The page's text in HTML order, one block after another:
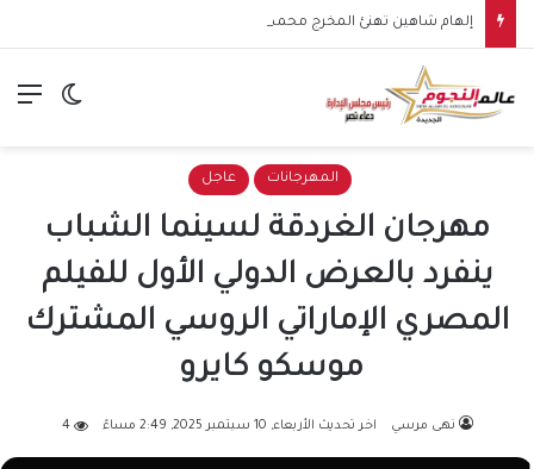
الوضع
المهرجانات عاجل
مهرجان الغردقة لسينما الشباب
ينفرد بالعرض الدولي الأول للفيلم
المصري الإماراتي الروسي المشترك
موسكو كايرو
نهى مرسي اخر تحديث الأربعاء, 10 سبتمبر 2025, 2:49 مساءً 4